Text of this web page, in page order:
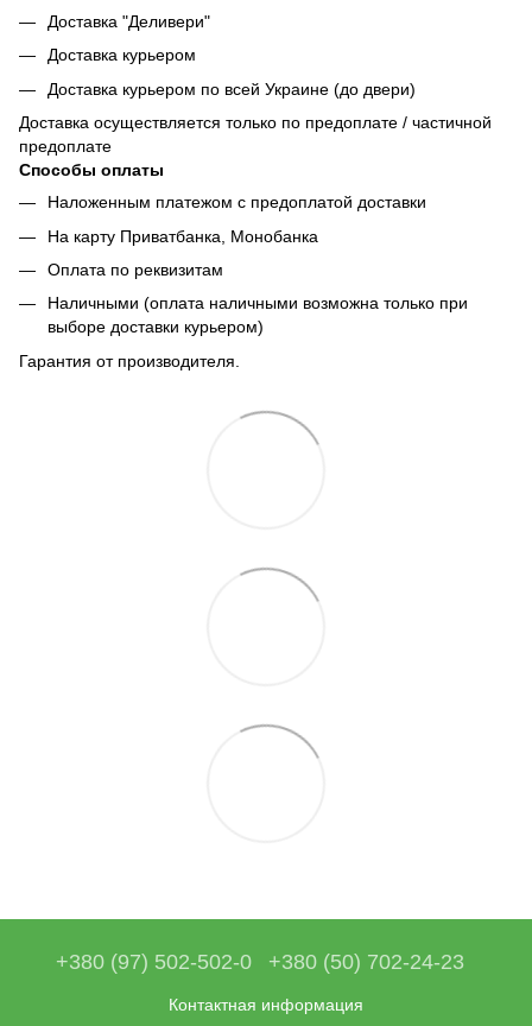
Доставка "Деливери"
Доставка курьером
Доставка курьером по всей Украине (до двери)
Доставка осуществляется только по предоплате / частичной
предоплате
Способы оплаты
Наложенным платежом с предоплатой доставки
На карту Приватбанка, Монобанка
Оплата по реквизитам
Наличными (оплата наличными возможна только при
выборе доставки курьером)
Гарантия от производителя.
+380 (97) 502-502-0 +380 (50) 702-24-23
Контактная информация